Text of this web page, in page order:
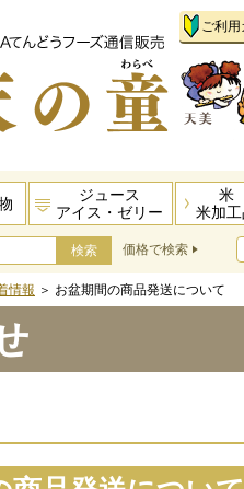
ご利用
ジュース
アイス・ゼリー
米
米加工
価格で検索
情報 ＞ お盆期間の商品発送について